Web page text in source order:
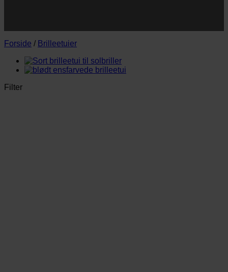
Forside / Brilleetuier
Filter